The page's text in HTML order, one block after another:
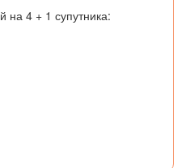
на 4 + 1 супутника: